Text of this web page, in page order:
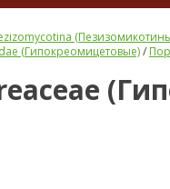
(Гипокреомицетовые)/